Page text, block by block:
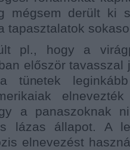
mégsem derült ki
tapasztalatok
pl., hogy a
először tavasszal
tünetek
a panaszoknak
lázas állapot. A
elnevezést